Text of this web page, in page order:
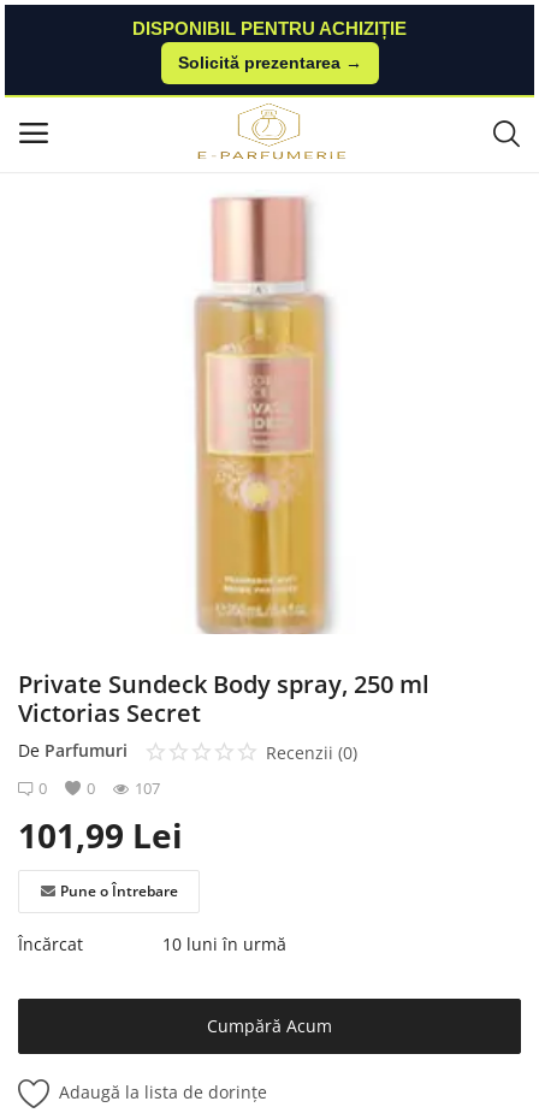
DISPONIBIL PENTRU ACHIZIȚIE
Solicită prezentarea →
Meniu principal
Private Sundeck Body spray, 250 ml Victorias Secret
Private Sundeck Body spray, 250 ml
Victorias Secret
De Parfumuri Recenzii (0)
0 0 107
101,99 Lei
Pune o Întrebare
Încărcat 10 luni în urmă
Cumpără Acum
Adaugă la lista de dorințe